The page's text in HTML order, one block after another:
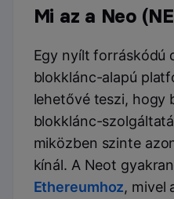
Mi az a Neo
Egy nyílt forráskódú
blokklánc-alapú
lehetővé teszi, hogy
blokklánc-
miközben szinte
kínál. A Neot
Ethereumhoz, mivel